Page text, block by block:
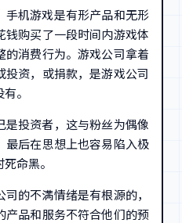
手机游戏是有形产品和无形
钱购买了一段时间内游戏体
的消费行为。游戏公司拿着
投资，或捐款，是游戏公司
。
是投资者，这与粉丝为偶像
最后在思想上也容易陷入极
命黑。
的不满情绪是有根源的，
产品和服务不符合他们的预